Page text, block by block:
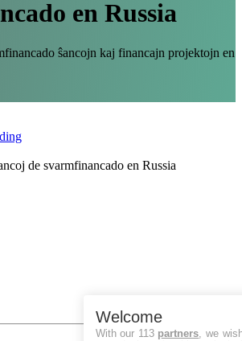
en Russia
ŝancojn kaj financajn projektojn en
de svarmfinancado en Russia
Welcome
With our 113 partners, we